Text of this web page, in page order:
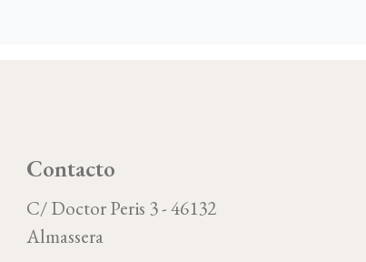
Contacto
C/ Doctor Peris 3 - 46132
Almassera